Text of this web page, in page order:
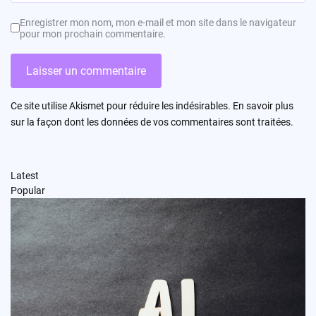
Enregistrer mon nom, mon e-mail et mon site dans le navigateur
pour mon prochain commentaire.
Ce site utilise Akismet pour réduire les indésirables. En savoir plus
sur la façon dont les données de vos commentaires sont traitées.
Latest
Popular